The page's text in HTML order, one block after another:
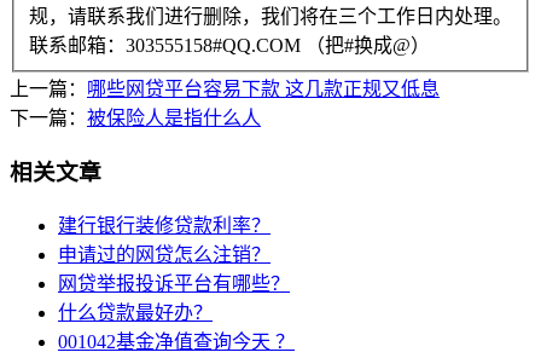
规，请联系我们进行删除，我们将在三个工作日内处理。
联系邮箱：303555158#QQ.COM （把#换成@）
上一篇： 哪些网贷平台容易下款 这几款正规又低息
下一篇： 被保险人是指什么人
相关文章
建行银行装修贷款利率？
申请过的网贷怎么注销？
网贷举报投诉平台有哪些？
什么贷款最好办？
001042基金净值查询今天 ？